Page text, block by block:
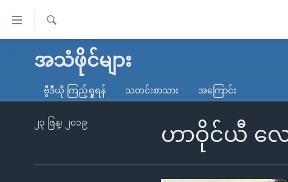
လွယ်ကူ
သည့်
မူလစာမျက်နှာ
ကမ္ဘာ့သတင်းများ
နိုင်ငံတကာ
တရုတ်
ရပ်ဝန်းတခု လမ်းတခု အလွန်
ရ
အသံဖိုင်များ
ဗွီဒီယို ကြည့်ရှုရန် သတင်းစာသား အကြောင်း
ဟာဝိုင်ယီ လေ
၂၃ ဇြန္၊ ၂၀၁၉